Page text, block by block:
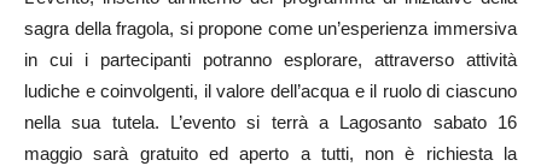
sagra della fragola, si propone come un’esperienza immersiva
in cui i partecipanti potranno esplorare, attraverso attività
ludiche e coinvolgenti, il valore dell’acqua e il ruolo di ciascuno
nella sua tutela. L’evento si terrà a Lagosanto sabato 16
maggio sarà gratuito ed aperto a tutti, non è richiesta la